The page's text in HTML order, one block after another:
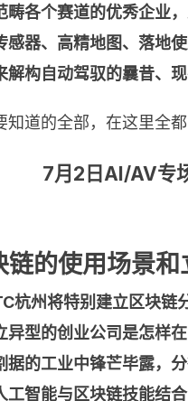
畴各个赛道的优秀企业
感器、高精地图、落地
解构自动驾驭的曩昔、现
知道的全部，在这里全都
7月2日AI/AV专
链的使用场景
杭州将特别建立区块链
异型的创业公司是怎样
据的工业中锋芒毕露，
工智能与区块链技能结